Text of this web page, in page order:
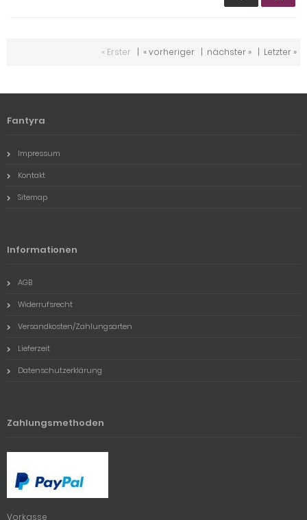
« Erster | « vorheriger | nächster » | Letzter »
Fantyra
Impressum
Kontakt
Sitemap
Informationen
AGB
Widerrufsrecht
Versandkosten/Zahlungsarten
Lieferzeit
Datenschutzerklärung
Zahlungsmethoden
Vorkasse